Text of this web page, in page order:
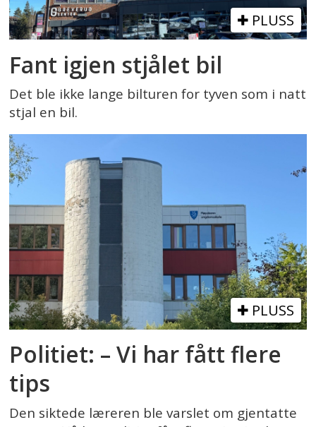
PLUSS
Fant igjen stjålet bil
Det ble ikke lange bilturen for tyven som i natt
stjal en bil.
PLUSS
Politiet: – Vi har fått flere
tips
Den siktede læreren ble varslet om gjentatte